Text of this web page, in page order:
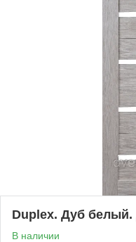
Duplex. Дуб
В наличии